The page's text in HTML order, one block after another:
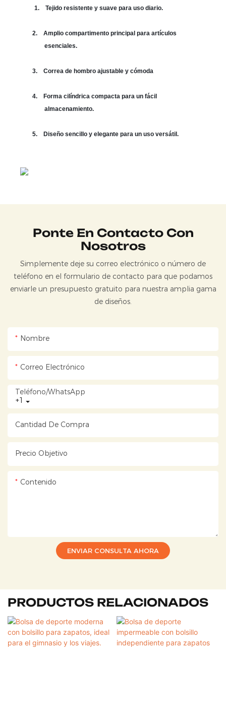
1. Tejido resistente y suave para uso diario.
2.
Amplio compartimento principal para artículos
esenciales.
3. Correa de hombro ajustable y cómoda
4.
Forma cilíndrica compacta para un fácil
almacenamiento.
5. Diseño sencillo y elegante para un uso versátil.
Ponte En Contacto Con
Nosotros
Simplemente deje su correo electrónico o número de
teléfono en el formulario de contacto para que podamos
enviarle un presupuesto gratuito para nuestra amplia gama
de diseños.
Nombre
Correo Electrónico
+1
Teléfono/WhatsApp
Cantidad De Compra
Precio Objetivo
Contenido
ENVIAR CONSULTA AHORA
PRODUCTOS RELACIONADOS